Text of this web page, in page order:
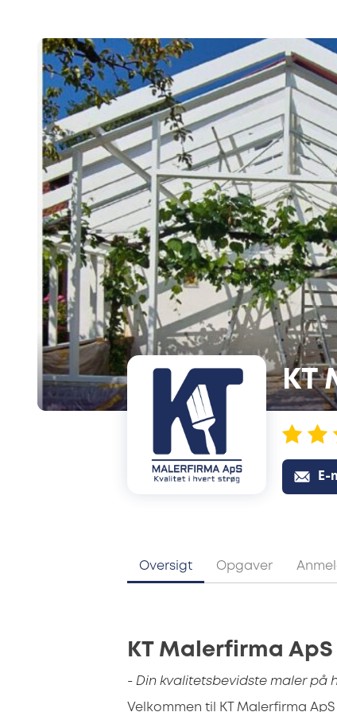
KT
E-
Oversigt Opgaver
KT Malerfirma ApS
- Din kvalitetsbevidste maler på
Velkommen til KT Malerfirma